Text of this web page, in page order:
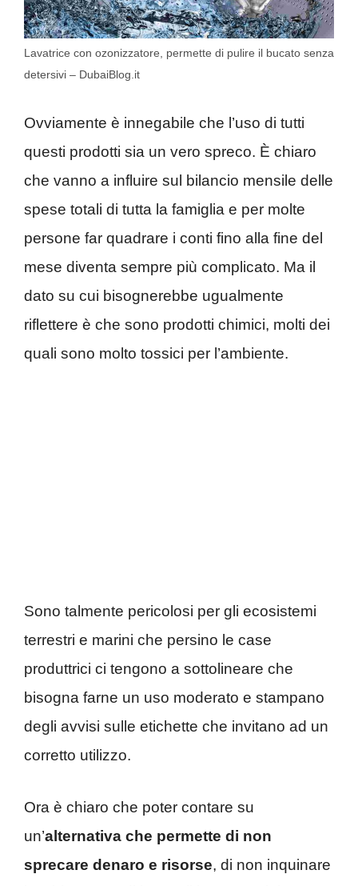
Lavatrice con ozonizzatore, permette di pulire il bucato senza
detersivi – DubaiBlog.it
Ovviamente è innegabile che l’uso di tutti
questi prodotti sia un vero spreco. È chiaro
che vanno a influire sul bilancio mensile delle
spese totali di tutta la famiglia e per molte
persone far quadrare i conti fino alla fine del
mese diventa sempre più complicato. Ma il
dato su cui bisognerebbe ugualmente
riflettere è che sono prodotti chimici, molti dei
quali sono molto tossici per l’ambiente.
Sono talmente pericolosi per gli ecosistemi
terrestri e marini che persino le case
produttrici ci tengono a sottolineare che
bisogna farne un uso moderato e stampano
degli avvisi sulle etichette che invitano ad un
corretto utilizzo.
Ora è chiaro che poter contare su
un’alternativa che permette di non
sprecare denaro e risorse, di non inquinare